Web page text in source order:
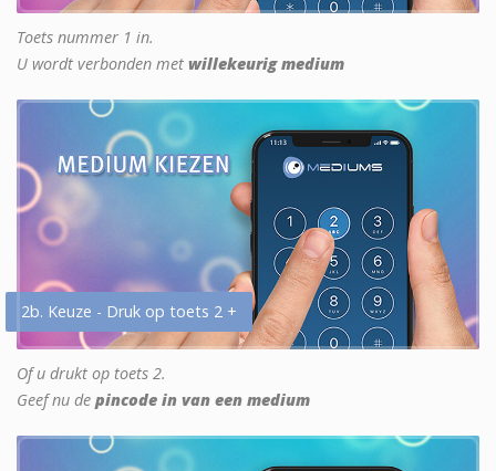
Toets nummer 1 in.
U wordt verbonden met willekeurig medium
2b. Keuze - Druk op toets 2 +
Of u drukt op toets 2.
Geef nu de pincode in van een medium